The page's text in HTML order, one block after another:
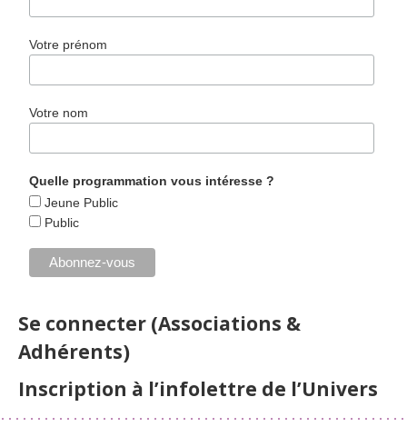
Votre prénom
Votre nom
Quelle programmation vous intéresse ?
Jeune Public
Public
Se connecter (Associations &
Adhérents)
Inscription à l’infolettre de l’Univers